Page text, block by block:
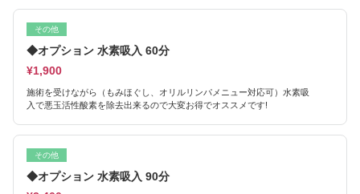
その他
◆オプション 水素吸入 60分
¥1,900
施術を受けながら（もみほぐし、オリルリンパメニュー対応可）水素吸
入で悪玉活性酸素を除去出来るので大変お得でオススメです!
その他
◆オプション 水素吸入 90分